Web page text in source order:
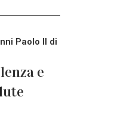
Paolo II di
e